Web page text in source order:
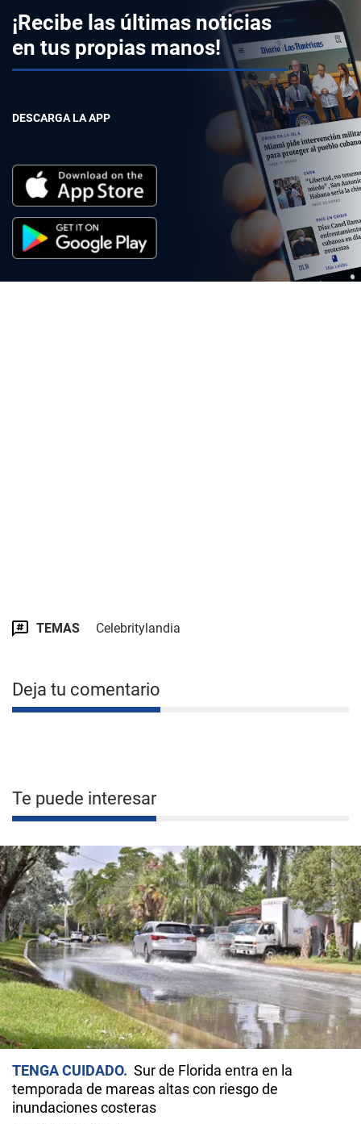
¡Recibe las últimas noticias
en tus propias manos!
DESCARGA LA APP
TEMAS Celebritylandia
Deja tu comentario
Te puede interesar
TENGA CUIDADO
Sur de Florida entra en la
temporada de mareas altas con riesgo de
inundaciones costeras